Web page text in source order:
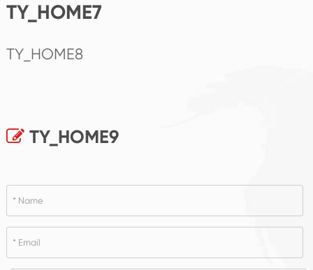
TY_HOME7
TY_HOME8
TY_HOME9